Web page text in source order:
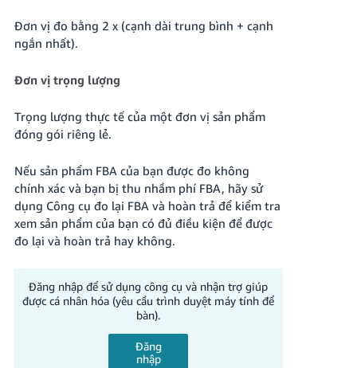
Đơn vị đo bằng 2 x (cạnh dài trung bình + cạnh
ngắn nhất).
Đơn vị trọng lượng
Trọng lượng thực tế của một đơn vị sản phẩm
đóng gói riêng lẻ.
Nếu sản phẩm FBA của bạn được đo không
chính xác và bạn bị thu nhầm phí FBA, hãy sử
dụng Công cụ đo lại FBA và hoàn trả để kiểm tra
xem sản phẩm của bạn có đủ điều kiện để được
đo lại và hoàn trả hay không.
Đăng nhập để sử dụng công cụ và nhận trợ giúp
được cá nhân hóa (yêu cầu trình duyệt máy tính để
bàn).